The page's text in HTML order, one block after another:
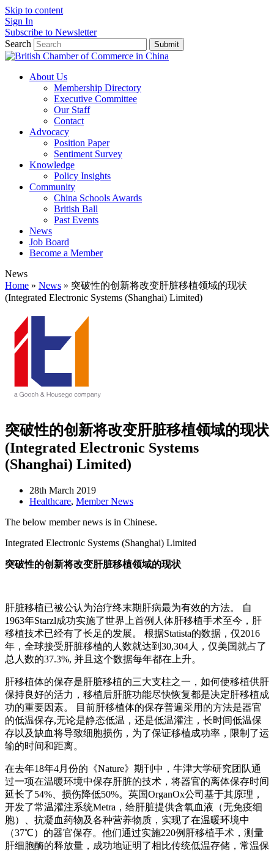
Skip to content
Sign In
Subscribe to Newsletter
Search
Submit
About Us
Membership Directory
Executive Committee
Our Staff
Contact
Advocacy
Position Paper
Sentiment Survey
Knowledge
Policy Insights
Community
China Schools Awards
British Ball
Past Events
News
Job Board
Become a Member
News
Home » News » 突破性的创新将改变肝脏移植领域的现状
(Integrated Electronic Systems (Shanghai) Limited)
突破性的创新将改变肝脏移植领域的现状
(Integrated Electronic Systems
(Shanghai) Limited)
28th March 2019
Healthcare, Member News
The below member news is in Chinese.
Integrated Electronic Systems (Shanghai) Limited
突破性的创新将改变肝脏移植领域的现状
肝脏移植已被公认为治疗终末期肝病最为有效的方法。 自
1963年Starzl成功实施了世界上首例人体肝移植手术至今，肝
移植技术已经有了长足的发展。 根据Statista的数据，仅2016
年，全球接受肝脏移植的人数就达到30,304人，仅美国就占了
总人数的37.3%, 并且这个数据每年都在上升。
肝移植体的保存是肝脏移植的三大支柱之一，如何使移植供肝
保持良好的活力，移植后肝脏功能尽快恢复都是决定肝移植成
功的重要因素。 目前肝移植体的保存普遍采用的方法是器官
的低温保存,无论是静态低温，还是低温灌注，长时间低温保
存以及缺血将导致细胞损伤，为了保证移植成功率，限制了运
输的时间和距离。
在去年18年4月份的《Nature》期刊中，牛津大学研究团队通
过一项在温暖环境中保存肝脏的技术，将器官的离体保存时间
延长了54%、损伤降低50%。英国OrganOx公司基于其原理，
开发了常温灌注系统Metra，给肝脏提供含氧血液（无免疫细
胞）、抗凝血药物及各种营养物质，实现了在温暖环境中
（37℃）的器官保存。他们通过实施220例肝移植手术，测量
肝细胞酶的释放量，成功地证明了相比传统低温存储，常温保